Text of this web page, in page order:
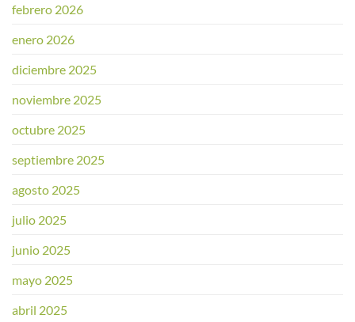
febrero 2026
enero 2026
diciembre 2025
noviembre 2025
octubre 2025
septiembre 2025
agosto 2025
julio 2025
junio 2025
mayo 2025
abril 2025